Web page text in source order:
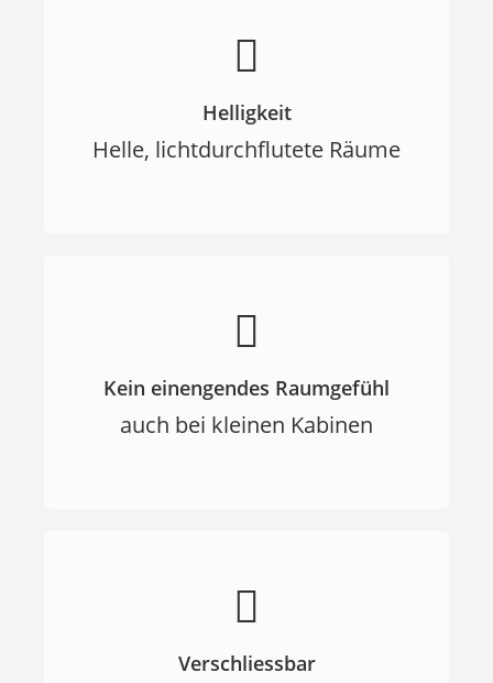
Helligkeit
Helle, lichtdurchflutete Räume
Kein einengendes Raumgefühl
auch bei kleinen Kabinen
Verschliessbar